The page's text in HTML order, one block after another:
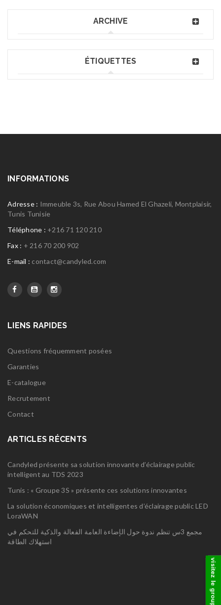
ARCHIVE
ÉTIQUETTES
INFORMATIONS
Adresse : Immeuble 3s, Rue Abou Hamed El Ghazeli, Montplaisir,
Tunis Tunisie
Téléphone : +216 71 120 210
Fax : + 216 70 200 902
E-mail : contact@candyled.com
LIENS RAPIDES
Questions fréquemment posées
Garanties
E-catalogue
Recrutement
Contact
ARTICLES RÉCENTS
Candyled présente sa solution innovante d’éclairage public
intelligent au TDS 2023
Tunis : « Groupe 3S » présente ces solutions innovantes
La solution économiques et intelligentes d’éclairage public LED
LoraWAN
مجمع 3س تنظم ندوة حول الإضاءة العامة الفعالة والذكية للتحكم في
استهلاك الطاقة
visitez le groupe